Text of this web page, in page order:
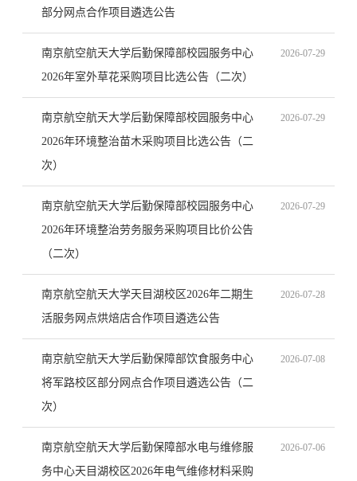
中标公示
将军路校区交通班车时刻表
天目湖校区交通班车时刻表
部分网点合作项目遴选公告
南京航空航天大学后勤保障部校园服务中心
2026年室外草花采购项目比选公告（二次）
2026-07-29
南京航空航天大学后勤保障部校园服务中心
2026年环境整治苗木采购项目比选公告（二
次）
2026-07-29
南京航空航天大学后勤保障部校园服务中心
2026年环境整治劳务服务采购项目比价公告
（二次）
2026-07-29
南京航空航天大学天目湖校区2026年二期生
活服务网点烘焙店合作项目遴选公告
2026-07-28
南京航空航天大学后勤保障部饮食服务中心
将军路校区部分网点合作项目遴选公告（二
次）
2026-07-08
南京航空航天大学后勤保障部水电与维修服
务中心天目湖校区2026年电气维修材料采购
2026-07-06